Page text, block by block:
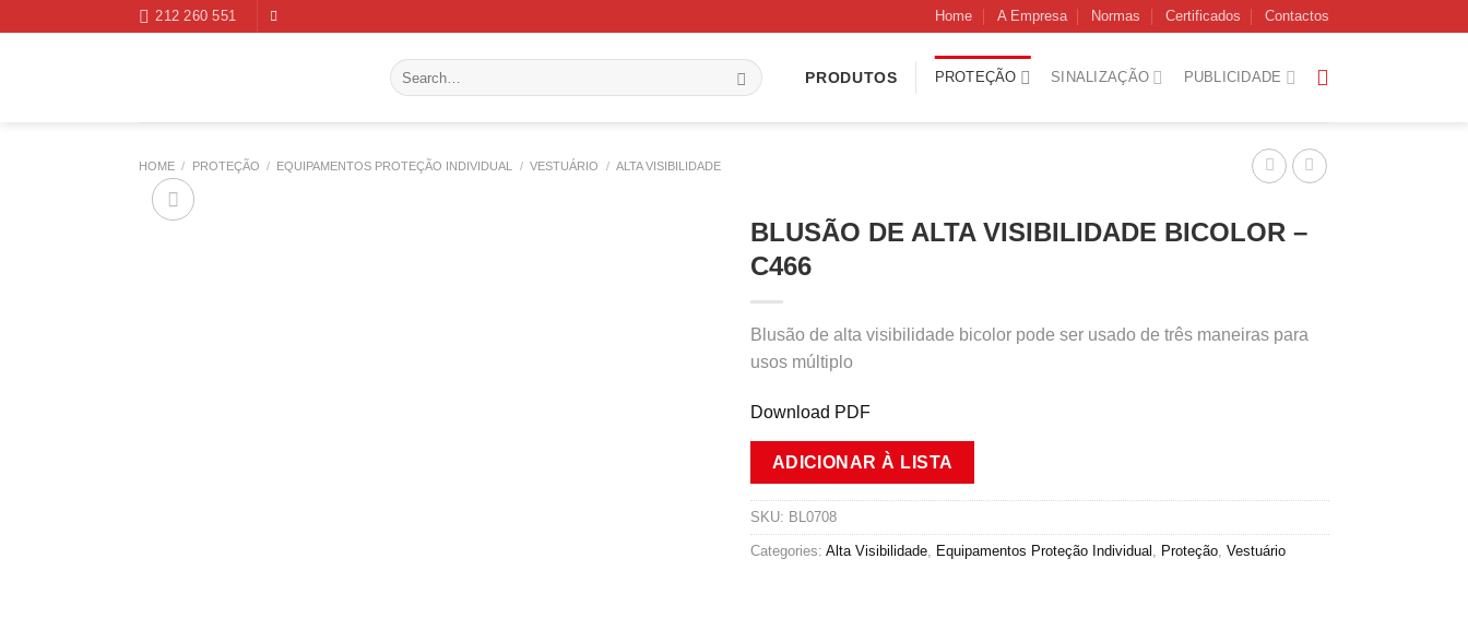
212 260 551 Home A Empresa Normas Certificados Contactos
Search
for:
PRODUTOS PROTEÇÃO SINALIZAÇÃO PUBLICIDADE
HOME / PROTEÇÃO / EQUIPAMENTOS PROTEÇÃO INDIVIDUAL / VESTUÁRIO / ALTA VISIBILIDADE
BLUSÃO DE ALTA VISIBILIDADE BICOLOR –
C466
Blusão de alta visibilidade bicolor pode ser usado de três maneiras para
usos múltiplo
Download PDF
ADICIONAR À LISTA
SKU: BL0708
Categories: Alta Visibilidade, Equipamentos Proteção Individual , Proteção, Vestuário